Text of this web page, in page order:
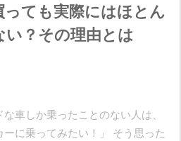
ても実際にはほとん
？その理由とは
車しか乗ったことのない人は、
ーに乗ってみたい！」 そう思った